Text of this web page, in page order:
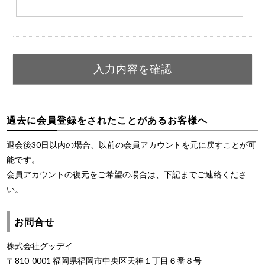
過去に会員登録をされたことがあるお客様へ
退会後30日以内の場合、以前の会員アカウントを元に戻すことが可
能です。
会員アカウントの復元をご希望の場合は、下記までご連絡くださ
い。
お問合せ
株式会社グッデイ
〒810-0001 福岡県福岡市中央区天神１丁目６番８号